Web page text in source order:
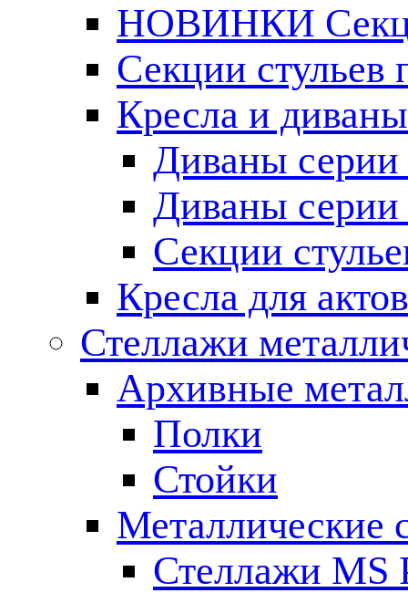
НОВИНКИ
Секции стульев
Кресла и
Диваны серии
Диваны серии
Секции
Кресла для
Стеллажи
Архивные
Полки
Стойки
Стеллажи MS